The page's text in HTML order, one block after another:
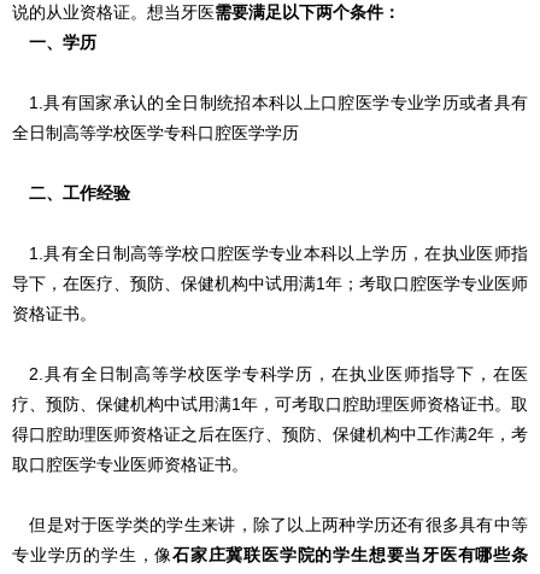
说的从业资格证。 想当牙医需要满足以下两个条件：
一、学历
1. 具有国家承认的全日制统招本科以上口腔医学专业学历或者具有
全日制高等学校医学专科口腔医学学历
二、工作经验
1.具有全日制高等学校口腔医学专业本科以上学历，在执业医师指
导下，在医疗、预防、保健机构中试用满1年； 考取口腔医学专业医师
资格证书。
2.具有全日制高等学校医学专科学历，在执业医师指导下，在医
疗、预防、保健机构中试用满1年 ， 可考取口腔助理医师资格证书。 取
得口腔助理医师资格证之后在医疗、预防、保健机构中工作满2年 ，考
取口腔医学专业医师资格证书。
但是对于医学类的学生来讲，除了以上两种学历还有很多具有中等
专业学历的学生，像石家庄冀联医学院的学生想要当牙医有哪些条